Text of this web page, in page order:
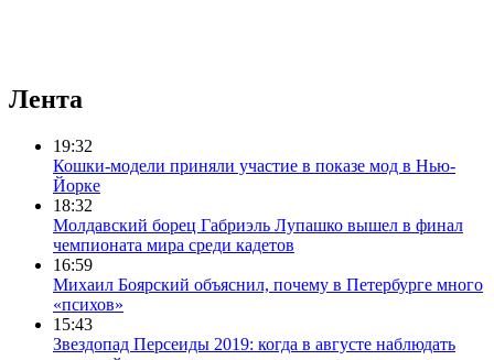
Лента
19:32
Кошки-модели приняли участие в показе мод в Нью-
Йорке
18:32
Молдавский борец Габриэль Лупашко вышел в финал
чемпионата мира среди кадетов
16:59
Михаил Боярский объяснил, почему в Петербурге много
«психов»
15:43
Звездопад Персеиды 2019: когда в августе наблюдать